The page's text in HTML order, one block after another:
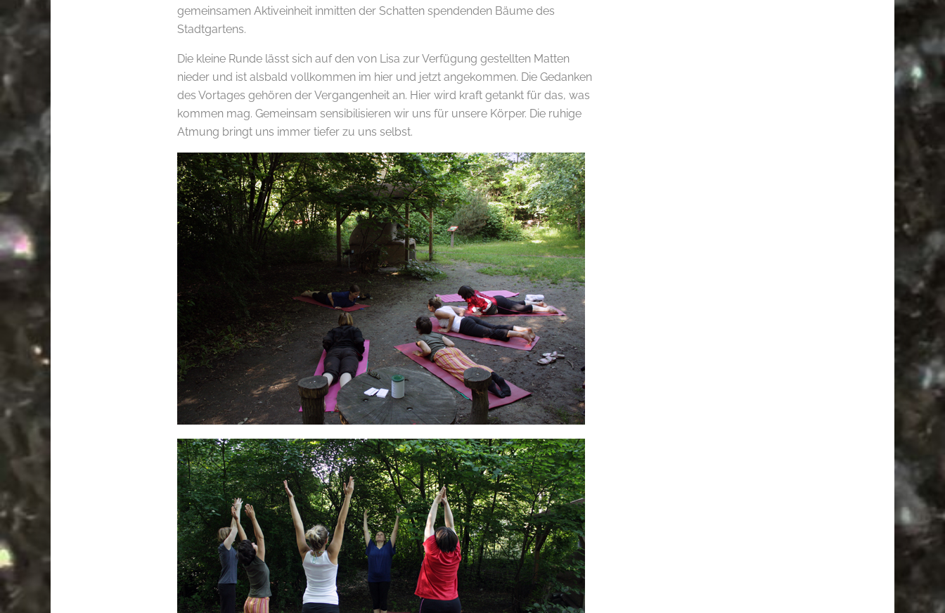
gemeinsamen Aktiveinheit inmitten der Schatten spendenden Bäume des
Stadtgartens.
Die kleine Runde lässt sich auf den von Lisa zur Verfügung gestellten Matten
nieder und ist alsbald vollkommen im hier und jetzt angekommen. Die Gedanken
des Vortages gehören der Vergangenheit an. Hier wird kraft getankt für das, was
kommen mag. Gemeinsam sensibilisieren wir uns für unsere Körper. Die ruhige
Atmung bringt uns immer tiefer zu uns selbst.